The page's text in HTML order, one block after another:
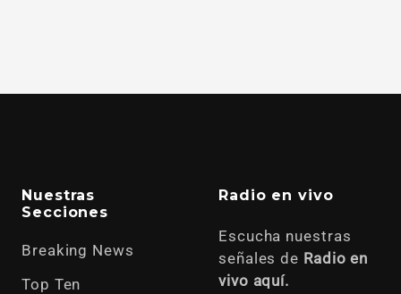
Nuestras
Secciones
Breaking News
Top Ten
Radio en vivo
Escucha nuestras
señales de Radio en
vivo aquí.